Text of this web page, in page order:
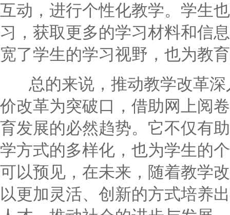
互动，进行个性化教学。学生
习，获取更多的学习材料和信
宽了学生的学习视野，也为教
总的来说，推动教学改革深
价改革为突破口，借助网上阅
育发展的必然趋势。它不仅有
学方式的多样化，也为学生的
可以预见，在未来，随着教学
以更加灵活、创新的方式培养